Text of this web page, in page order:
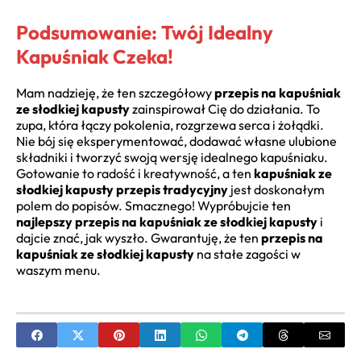
Podsumowanie: Twój Idealny
Kapuśniak Czeka!
Mam nadzieję, że ten szczegółowyprzepis na kapuśniak
ze słodkiej kapustyzainspirował Cię do działania. To
zupa, która łączy pokolenia, rozgrzewa serca i żołądki.
Nie bój się eksperymentować, dodawać własne ulubione
składniki i tworzyć swoją wersję idealnego kapuśniaku.
Gotowanie to radość i kreatywność, a ten kapuśniak ze
słodkiej kapusty przepis tradycyjny jest doskonałym
polem do popisów. Smacznego! Wypróbujcie ten
najlepszy przepis na kapuśniak ze słodkiej kapusty i
dajcie znać, jak wyszło. Gwarantuję, że ten przepis na
kapuśniak ze słodkiej kapusty na stałe zagości w
waszym menu.